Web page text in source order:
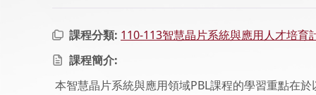
課程分類: 110-113智慧晶片系統與應用人才培育
課程簡介:
本智慧晶片系統與應用領域PBL課程的學習重點在